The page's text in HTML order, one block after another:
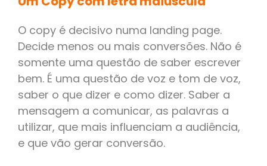
O copy é decisivo numa landing page.
Decide menos ou mais conversões. Não é
somente uma questão de saber escrever
bem. É uma questão de voz e tom de voz,
saber o que dizer e como dizer. Saber a
mensagem a comunicar, as palavras a
utilizar, que mais influenciam a audiência,
e que vão gerar conversão.